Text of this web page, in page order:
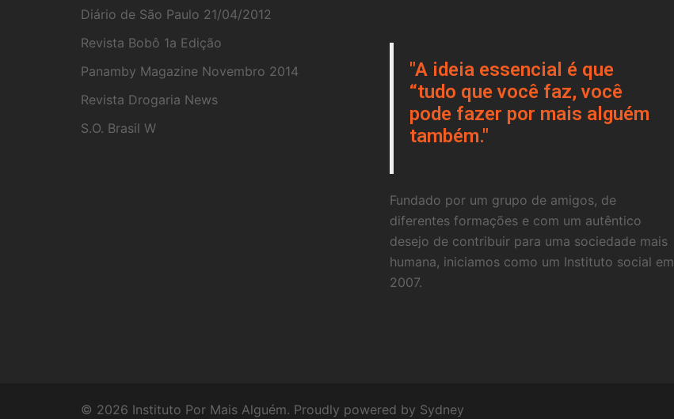
Diário de São Paulo 21/04/2012
Revista Bobô 1a Edição
Panamby Magazine Novembro 2014
Revista Drogaria News
S.O. Brasil W
"A ideia essencial é que
“tudo que você faz, você
pode fazer por mais alguém
também."
Fundado por um grupo de amigos, de
diferentes formações e com um autêntico
desejo de contribuir para uma sociedade mais
humana, iniciamos como um Instituto social em
2007.
© 2026 Instituto Por Mais Alguém. Proudly powered by Sydney